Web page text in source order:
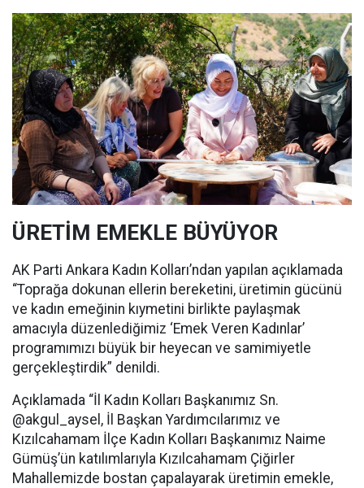
ÜRETİM EMEKLE BÜYÜYOR
AK Parti Ankara Kadın Kolları’ndan yapılan açıklamada
“Toprağa dokunan ellerin bereketini, üretimin gücünü
ve kadın emeğinin kıymetini birlikte paylaşmak
amacıyla düzenlediğimiz ‘Emek Veren Kadınlar’
programımızı büyük bir heyecan ve samimiyetle
gerçekleştirdik” denildi.
Açıklamada “İl Kadın Kolları Başkanımız Sn.
@akgul_aysel, İl Başkan Yardımcılarımız ve
Kızılcahamam İlçe Kadın Kolları Başkanımız Naime
Gümüş’ün katılımlarıyla Kızılcahamam Çiğirler
Mahallemizde bostan çapalayarak üretimin emekle,